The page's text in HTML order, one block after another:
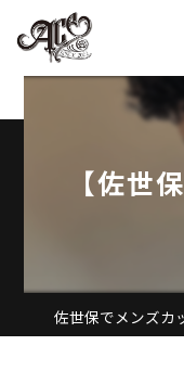
【佐世